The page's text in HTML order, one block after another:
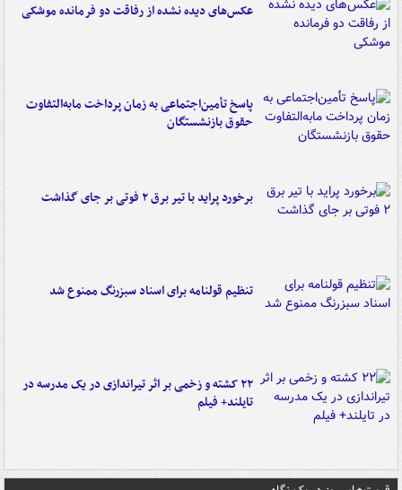
عکس‌های دیده نشده از رفاقت دو فرمانده‌ موشکی
پاسخ تأمین‌اجتماعی به زمان پرداخت مابه‌التفاوت
حقوق بازنشستگان
برخورد پراید با تیر برق ۲ فوتی بر جای گذاشت
تنظیم قولنامه برای اسناد سبزرنگ ممنوع شد
۲۲ کشته و زخمی بر اثر تیراندازی در یک مدرسه در
تایلند+ فیلم